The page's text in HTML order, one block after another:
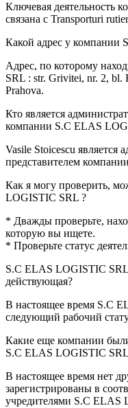
Ключевая деятельность
связана с Transporturi
Какой адрес у компании
Адрес, по которому
SRL : str. Grivitei, nr. 2, bl.
Prahova.
Кто является
компании S.C ELAS
Vasile Stoicescu является
представителем
Как я могу проверить,
LOGISTIC SRL ?
* Дважды проверьте,
которую вы ищете.
* Проверьте статус
S.C ELAS LOGISTIC SRL
действующая?
В настоящее время S.C
следующий рабочий
Какие еще компании
S.C ELAS LOGISTIC SRL
В настоящее время нет
зарегистрированы в
учредителями S.C ELAS